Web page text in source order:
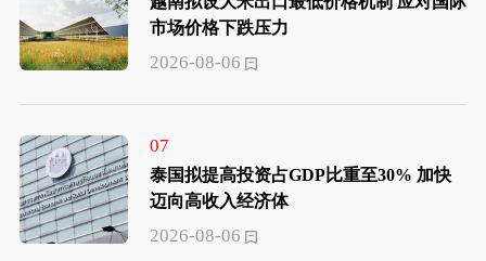
市场价格下跌压力
2026-08-06
07
泰国拟提高投资占GDP比重至30% 加快
迈向高收入经济体
2026-08-06